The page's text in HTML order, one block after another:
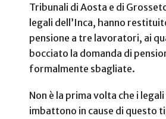
Tribunali di Aosta e di
legali dell’Inca, hanno
pensione a tre lavoratori, ai
bocciato la domanda di
formalmente sbagliate.
Non è la prima volta che i legali
imbattono in cause di questo